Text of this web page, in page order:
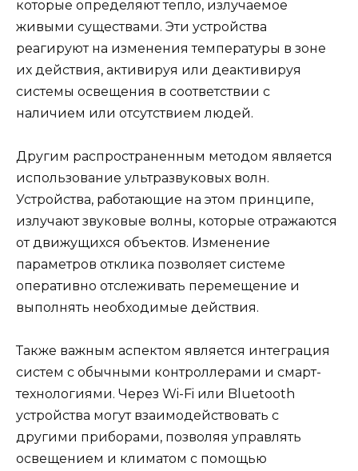
которые определяют тепло, излучаемое
живыми существами. Эти устройства
реагируют на изменения температуры в зоне
их действия, активируя или деактивируя
системы освещения в соответствии с
наличием или отсутствием людей.
Другим распространенным методом является
использование ультразвуковых волн.
Устройства, работающие на этом принципе,
излучают звуковые волны, которые отражаются
от движущихся объектов. Изменение
параметров отклика позволяет системе
оперативно отслеживать перемещение и
выполнять необходимые действия.
Также важным аспектом является интеграция
систем с обычными контроллерами и смарт-
технологиями. Через Wi-Fi или Bluetooth
устройства могут взаимодействовать с
другими приборами, позволяя управлять
освещением и климатом с помощью